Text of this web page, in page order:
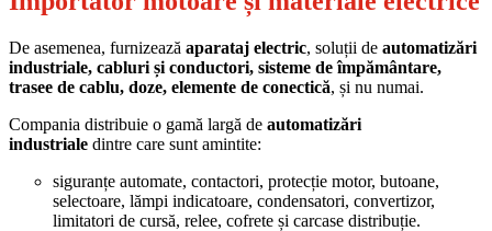
De asemenea, furnizează aparataj electric, soluții de automatizări
industriale, cabluri și conductori, sisteme de împământare,
trasee de cablu, doze, elemente de conectică, și nu numai.
Compania distribuie o gamă largă de automatizări
industriale dintre care sunt amintite:
siguranțe automate, contactori, protecție motor, butoane,
selectoare, lămpi indicatoare, condensatori, convertizor,
limitatori de cursă, relee, cofrete și carcase distribuție.